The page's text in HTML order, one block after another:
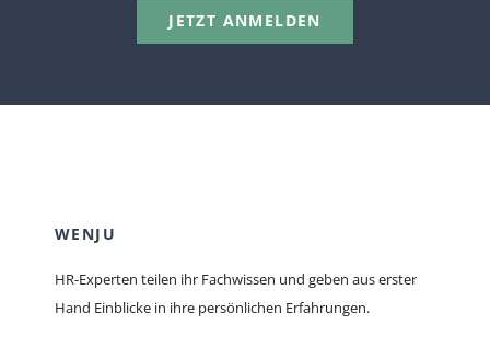
JETZT ANMELDEN
WENJU
HR-Experten teilen ihr Fachwissen und geben aus erster
Hand Einblicke in ihre persönlichen Erfahrungen.